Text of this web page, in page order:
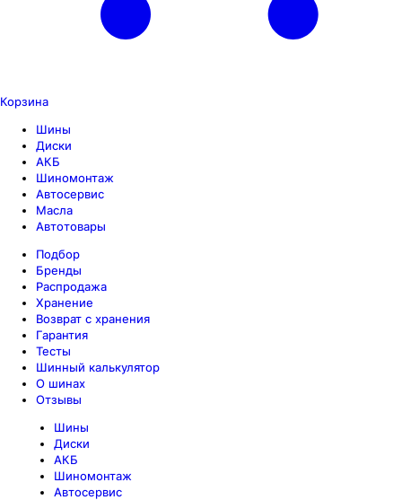
Корзина
Шины
Диски
АКБ
Шиномонтаж
Автосервис
Масла
Автотовары
Подбор
Бренды
Распродажа
Хранение
Возврат с хранения
Гарантия
Тесты
Шинный калькулятор
О шинах
Отзывы
Шины
Диски
АКБ
Шиномонтаж
Автосервис